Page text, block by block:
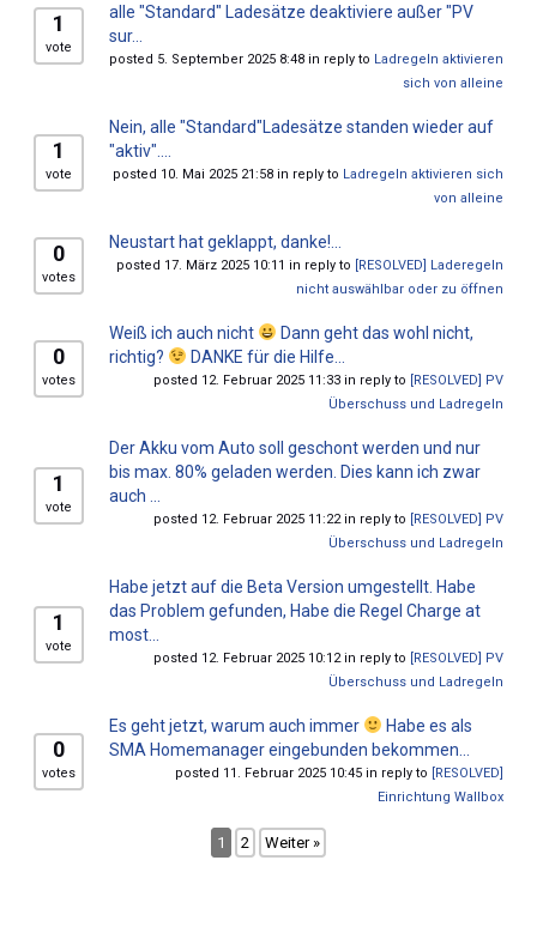
1
vote
alle "Standard" Ladesätze deaktiviere außer "PV
sur...
posted 5. September 2025 8:48 in reply to Ladregeln aktivieren
sich von alleine
1
vote
Nein, alle "Standard"Ladesätze standen wieder auf
"aktiv"....
posted 10. Mai 2025 21:58 in reply to Ladregeln aktivieren sich
von alleine
0
votes
Neustart hat geklappt, danke!...
posted 17. März 2025 10:11 in reply to [RESOLVED] Laderegeln
nicht auswählbar oder zu öffnen
0
votes
Weiß ich auch nicht
Dann geht das wohl nicht,
richtig?
DANKE für die Hilfe...
posted 12. Februar 2025 11:33 in reply to [RESOLVED] PV
Überschuss und Ladregeln
1
vote
Der Akku vom Auto soll geschont werden und nur
bis max. 80% geladen werden. Dies kann ich zwar
auch ...
posted 12. Februar 2025 11:22 in reply to [RESOLVED] PV
Überschuss und Ladregeln
1
vote
Habe jetzt auf die Beta Version umgestellt. Habe
das Problem gefunden, Habe die Regel Charge at
most...
posted 12. Februar 2025 10:12 in reply to [RESOLVED] PV
Überschuss und Ladregeln
0
votes
​Es geht jetzt, warum auch immer
Habe es als
SMA Homemanager eingebunden bekommen...
posted 11. Februar 2025 10:45 in reply to [RESOLVED]
Einrichtung Wallbox
1 2 Weiter »